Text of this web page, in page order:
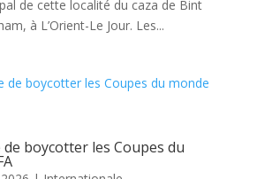
de cette localité du caza de Bint
à L’Orient-Le Jour. Les...
de boycotter les Coupes du